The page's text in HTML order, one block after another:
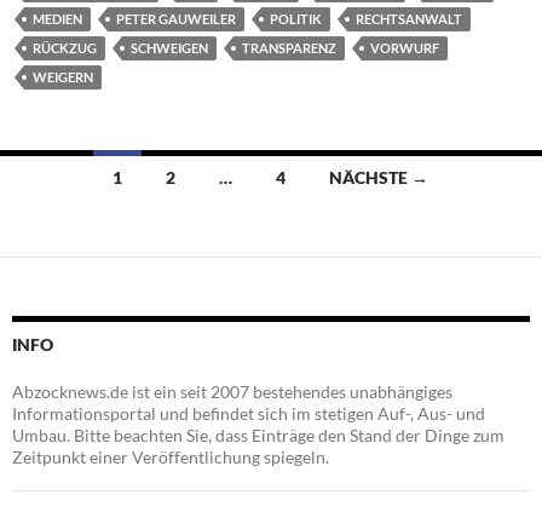
MEDIEN
PETER GAUWEILER POLITIK
RECHTSANWALT
RÜCKZUG
SCHWEIGEN TRANSPARENZ
VORWURF
WEIGERN
Beitragsnavigation
1 2 … 4 NÄCHSTE →
INFO
Abzocknews.de ist ein seit 2007 bestehendes unabhängiges
Informationsportal und befindet sich im stetigen Auf-, Aus- und
Umbau. Bitte beachten Sie, dass Einträge den Stand der Dinge zum
Zeitpunkt einer Veröffentlichung spiegeln.